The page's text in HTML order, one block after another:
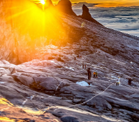
斯里蘭卡】2026佛牙
節慶限定佛牙節 霍頓平
元起